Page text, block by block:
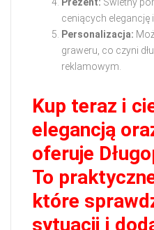
ceniących elegancję
Personalizacja:
graweru, co czyni
reklamowym.
Kup teraz i
elegancją
oferuje
To
które
sytuacji i